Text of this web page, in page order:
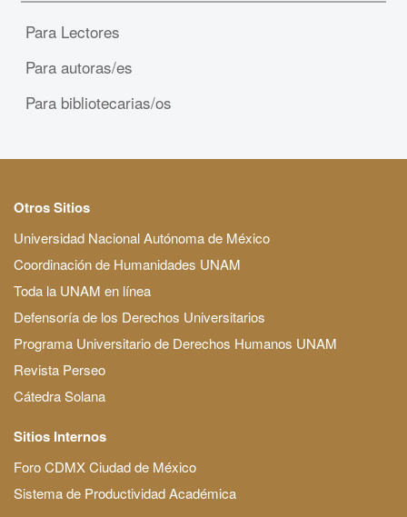
Para Lectores
Para autoras/es
Para bibliotecarias/os
Otros Sitios
Universidad Nacional Autónoma de México
Coordinación de Humanidades UNAM
Toda la UNAM en línea
Defensoría de los Derechos Universitarios
Programa Universitario de Derechos Humanos UNAM
Revista Perseo
Cátedra Solana
Sitios Internos
Foro CDMX Ciudad de México
Sistema de Productividad Académica